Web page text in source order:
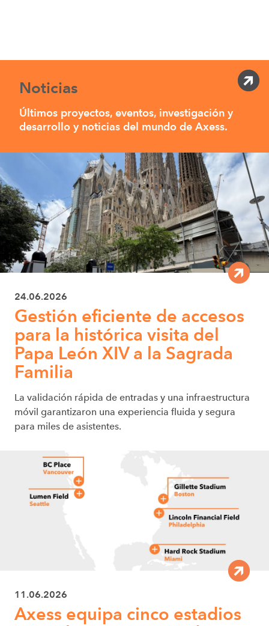
Noticias
Últimos proyectos, eventos, investigación y
desarrollo y noticias del mundo de Axess.
24.06.2026
Gestión eficiente de accesos
para la histórica visita del
Papa León XIV a la Sagrada
Familia
La validación rápida de entradas y una infraestructura
móvil garantizaron una experiencia fluida y segura
para miles de asistentes.
11.06.2026
Axess equipa cinco estadios